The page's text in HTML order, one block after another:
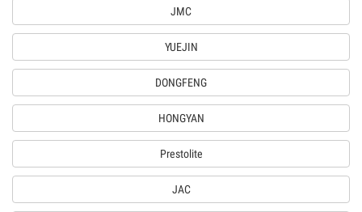
JMC
YUEJIN
DONGFENG
HONGYAN
Prestolite
JAC